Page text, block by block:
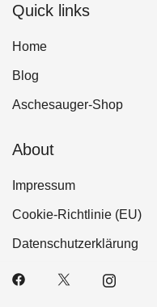
Quick links
Home
Blog
Aschesauger-Shop
About
Impressum
Cookie-Richtlinie (EU)
Datenschutzerklärung